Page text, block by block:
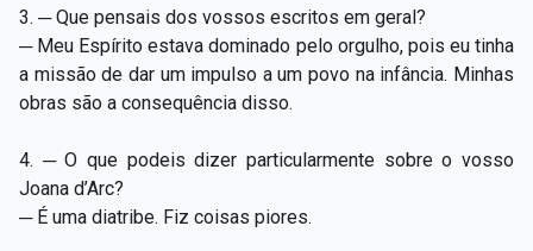
3. ─ Que pensais dos vossos escritos em geral?
─ Meu Espírito estava dominado pelo orgulho, pois eu tinha
a missão de dar um impulso a um povo na infância. Minhas
obras são a consequência disso.
4. ─ O que podeis dizer particularmente sobre o vosso
Joana d’Arc?
─ É uma diatribe. Fiz coisas piores.